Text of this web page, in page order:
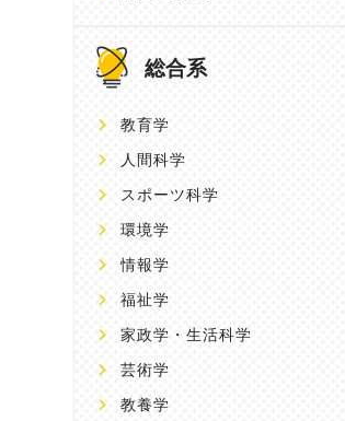
総合系
教育学
人間科学
スポーツ科学
環境学
情報学
福祉学
家政学・生活科学
芸術学
教養学